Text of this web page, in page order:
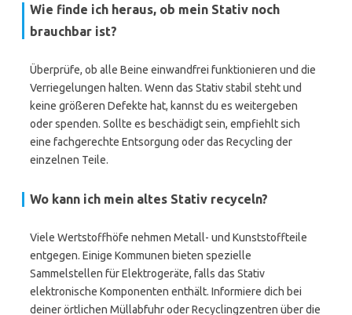
Wie finde ich heraus, ob mein Stativ noch
brauchbar ist?
Überprüfe, ob alle Beine einwandfrei funktionieren und die
Verriegelungen halten. Wenn das Stativ stabil steht und
keine größeren Defekte hat, kannst du es weitergeben
oder spenden. Sollte es beschädigt sein, empfiehlt sich
eine fachgerechte Entsorgung oder das Recycling der
einzelnen Teile.
Wo kann ich mein altes Stativ recyceln?
Viele Wertstoffhöfe nehmen Metall- und Kunststoffteile
entgegen. Einige Kommunen bieten spezielle
Sammelstellen für Elektrogeräte, falls das Stativ
elektronische Komponenten enthält. Informiere dich bei
deiner örtlichen Müllabfuhr oder Recyclingzentren über die